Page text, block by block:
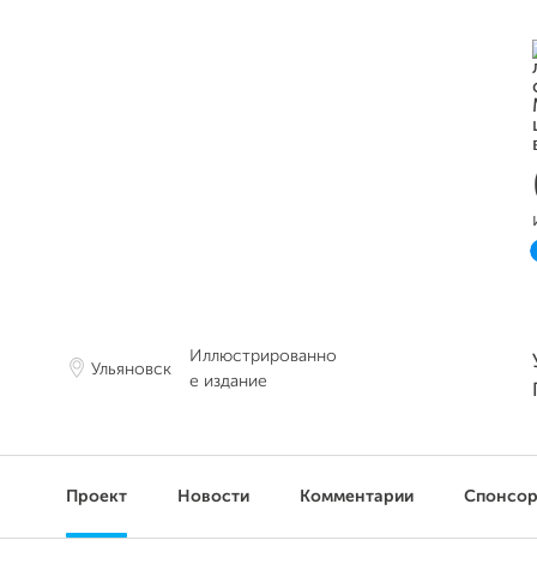
Ульяновск
Иллюстрированно
е издание
Проект Новости Комментарии